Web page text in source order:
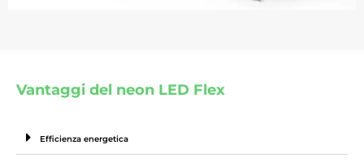
Vantaggi del neon LED Flex
Efficienza energetica